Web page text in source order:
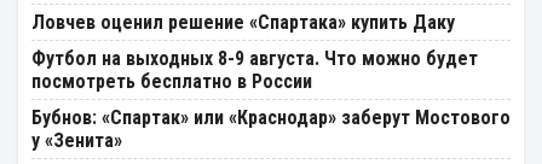
Ловчев оценил решение «Спартака» купить Даку
Футбол на выходных 8-9 августа. Что можно будет
посмотреть бесплатно в России
Бубнов: «Спартак» или «Краснодар» заберут Мостового
у «Зенита»